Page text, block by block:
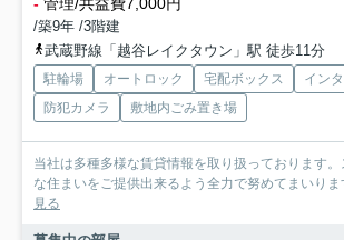
- 管理/共益費7,000円
/築9年 /3階建
武蔵野線「越谷レイクタウン」駅 徒歩11分
駐輪場 オートロック 宅配ボックス
イン
防犯カメラ
敷地内ごみ置き場
当社は多種多様な賃貸情報を取り扱っております
な住まいをご提供出来るよう全力で努めてまいりま
見る